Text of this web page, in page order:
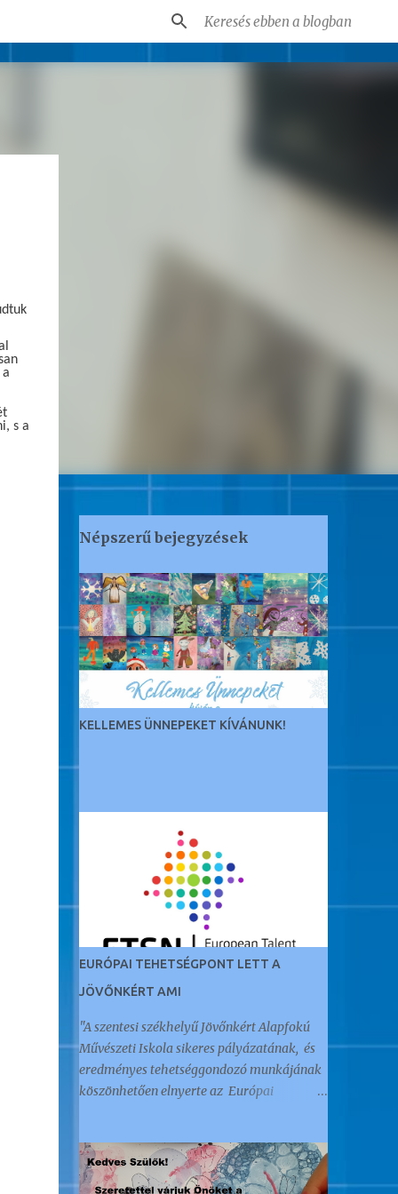
s a
Népszerű bejegyzések
KELLEMES ÜNNEPEKET KÍVÁNUNK!
EURÓPAI TEHETSÉGPONT LETT A
JÖVŐNKÉRT AMI
"A szentesi székhelyű Jövőnkért Alapfokú
Művészeti Iskola sikeres pályázatának, és
eredményes tehetséggondozó munkájának
köszönhetően elnyerte az Európai
intézményt a napokban értesítették arról,
hogy megkapták ezt a nemzetközi